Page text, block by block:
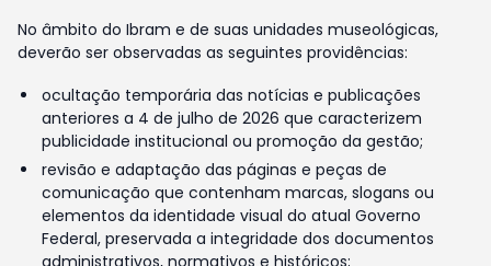
No âmbito do Ibram e de suas unidades museológicas,
deverão ser observadas as seguintes providências:
ocultação temporária das notícias e publicações
anteriores a 4 de julho de 2026 que caracterizem
publicidade institucional ou promoção da gestão;
revisão e adaptação das páginas e peças de
comunicação que contenham marcas, slogans ou
elementos da identidade visual do atual Governo
Federal, preservada a integridade dos documentos